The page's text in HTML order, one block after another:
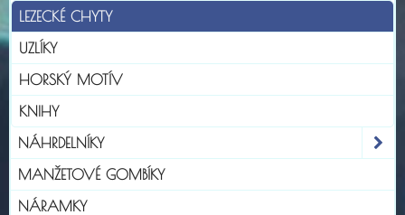
LEZECKÉ CHYTY
UZLÍKY
HORSKÝ MOTÍV
KNIHY
NÁHRDELNÍKY
MANŽETOVÉ GOMBÍKY
NÁRAMKY